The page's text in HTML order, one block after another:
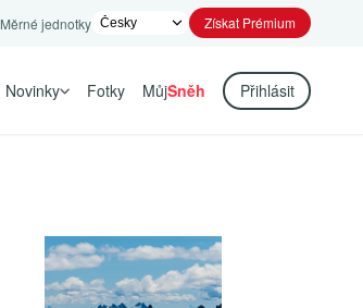
Měrné jednotky Získat Prémium
Novinky Fotky MůjSněh Přihlásit